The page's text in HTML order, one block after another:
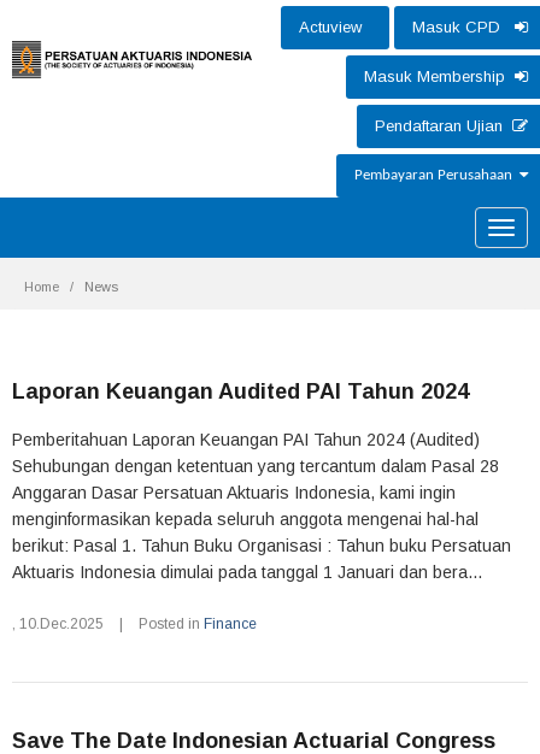
Actuview Masuk CPD
Masuk Membership
Pendaftaran Ujian
Pembayaran Perusahaan
Toggle
Home News
Laporan Keuangan Audited PAI Tahun 2024
Pemberitahuan Laporan Keuangan PAI Tahun 2024 (Audited)
Sehubungan dengan ketentuan yang tercantum dalam Pasal 28
Anggaran Dasar Persatuan Aktuaris Indonesia, kami ingin
menginformasikan kepada seluruh anggota mengenai hal-hal
berikut: Pasal 1. Tahun Buku Organisasi : Tahun buku Persatuan
Aktuaris Indonesia dimulai pada tanggal 1 Januari dan bera...
, 10.Dec.2025 Posted in Finance
Save The Date Indonesian Actuarial Congress